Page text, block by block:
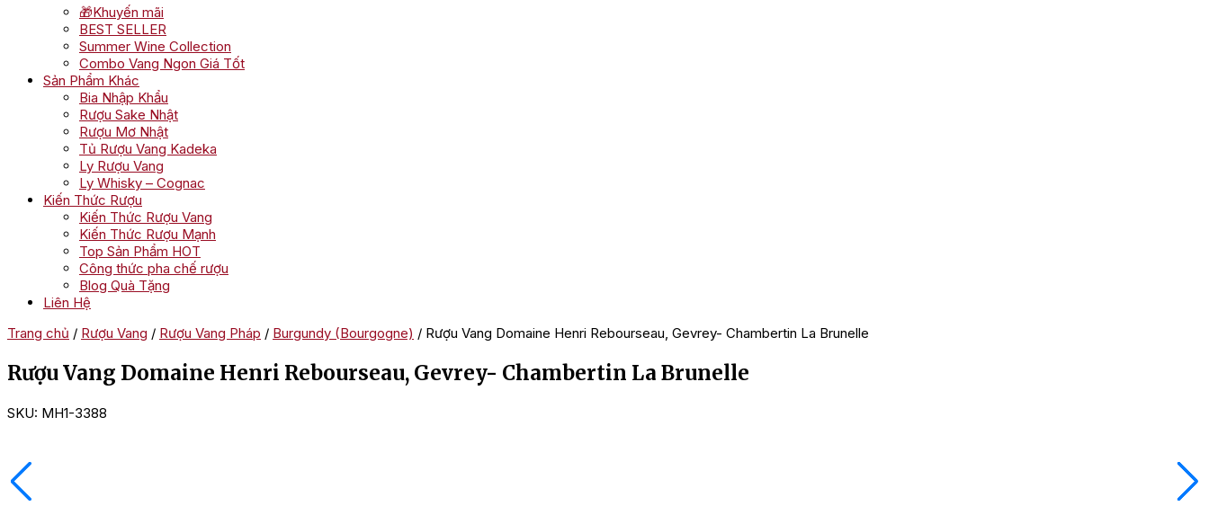
🎁Khuyến mãi
BEST SELLER
Summer Wine Collection
Combo Vang Ngon Giá Tốt
Sản Phẩm Khác
Bia Nhập Khẩu
Rượu Sake Nhật
Rượu Mơ Nhật
Tủ Rượu Vang Kadeka
Ly Rượu Vang
Ly Whisky – Cognac
Kiến Thức Rượu
Kiến Thức Rượu Vang
Kiến Thức Rượu Mạnh
Top Sản Phẩm HOT
Công thức pha chế rượu
Blog Quà Tặng
Liên Hệ
Trang chủ / Rượu Vang / Rượu Vang Pháp / Burgundy (Bourgogne) / Rượu Vang Domaine Henri Rebourseau, Gevrey- Chambertin La Brunelle
Rượu Vang Domaine Henri Rebourseau, Gevrey- Chambertin La Brunelle
SKU: MH1-3388